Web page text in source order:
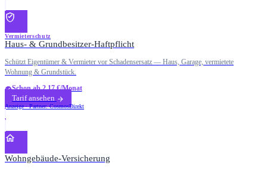
Vermieterschutz
Haus- & Grundbesitzer-Haftpflicht
Schützt Eigentümer & Vermieter vor Schadensersatz — Haus, Garage, vermietete
Wohnung & Grundstück.
Schon ab 2,17 €/Monat
Tarif ansehen
Anzeige · Partner: CosmosDirekt
Wohngebäude-Versicherung